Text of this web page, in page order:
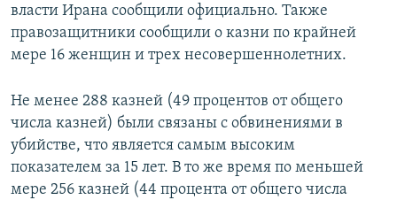
власти Ирана сообщили официально. Также
правозащитники сообщили о казни по крайней
мере 16 женщин и трех несовершеннолетних.
Не менее 288 казней (49 процентов от общего
числа казней) были связаны с обвинениями в
убийстве, что является самым высоким
показателем за 15 лет. В то же время по меньшей
мере 256 казней (44 процента от общего числа